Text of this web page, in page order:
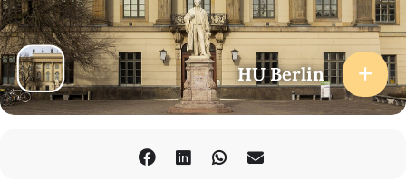
und Formen der (flüchtigen) Anwesenheit aufgerufen werden.
Während sich viele Theater bemühen, die Krisen der Gegenwart
und ihre Akteure auf ihre großen und kleinen Bühnen zu holen,
wird die Straße als politische Bühne wiederentdeckt und
fusioniert die Performance mit den sozialen Netzwerken. Im
Hinblick auf diese Vielfalt theatralischer Räume und theatralischer
Praktiken erkunden die Mosse Lectures im WS 2021/22 die
Änderung der Teilnahmebedingungen
: Eine Teilnahme an den
HU Berlin